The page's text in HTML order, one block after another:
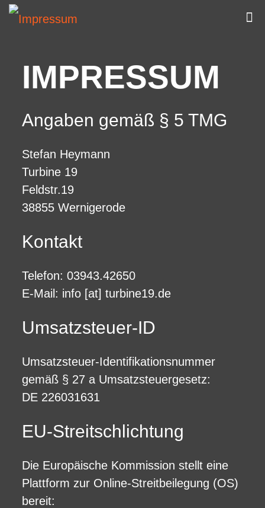
IMPRESSUM
Angaben gemäß § 5 TMG
Stefan Heymann
Turbine 19
Feldstr.19
38855 Wernigerode
Kontakt
Telefon: 03943.42650
E-Mail: info [at] turbine19.de
Umsatzsteuer-ID
Umsatzsteuer-Identifikationsnummer
gemäß § 27 a Umsatzsteuergesetz:
DE 226031631
EU-Streitschlichtung
Die Europäische Kommission stellt eine
Plattform zur Online-Streitbeilegung (OS)
bereit: